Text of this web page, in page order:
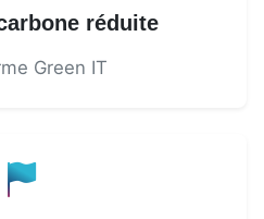
réduite
Green IT